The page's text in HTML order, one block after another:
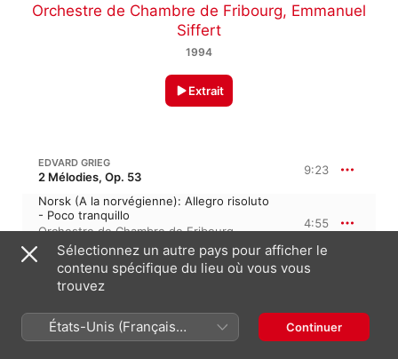
Orchestre de Chambre de Fribourg, Emmanuel
Siffert
1994
Extrait
EDVARD GRIEG
2 Mélodies, Op. 53 9:23
Norsk (A la norvégienne): Allegro risoluto
- Poco tranquillo
Orchestre de Chambre de Fribourg,
Emmanuel Siffert
4:55
Det förste Möde (Première rencontre):
Lento
Orchestre de Chambre de Fribourg
12:32
Sélectionnez un autre pays pour afficher le
contenu spécifique du lieu où vous vous
trouvez
États-Unis (Français
France)
Continuer